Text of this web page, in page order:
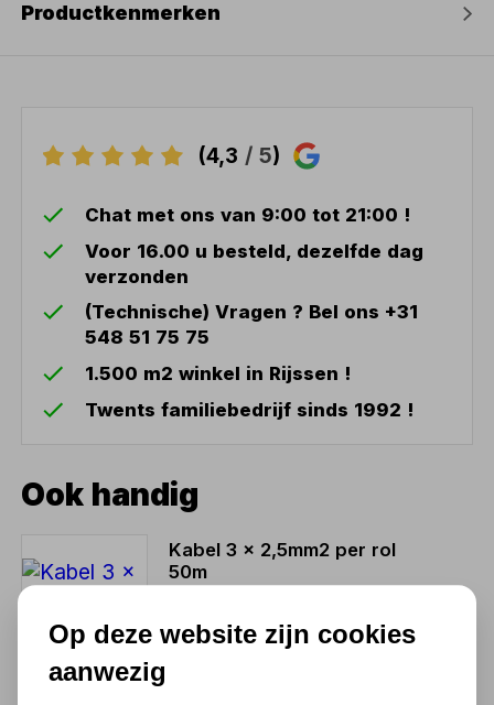
Productkenmerken
(4,3 / 5)
Chat met ons van 9:00 tot 21:00 !
Voor 16.00 u besteld, dezelfde dag
verzonden
(Technische) Vragen ? Bel ons +31
548 51 75 75
1.500 m2 winkel in Rijssen !
Twents familiebedrijf sinds 1992 !
Ook handig
Kabel 3 x 2,5mm2 per rol
50m
151,25
125,00 excl. BTW
Op deze website zijn cookies
aanwezig